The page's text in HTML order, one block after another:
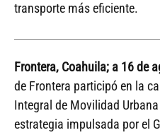
transporte más eficiente.
Frontera, Coahuila; a 16 de
de Frontera participó en la
Integral de Movilidad
estrategia impulsada por el